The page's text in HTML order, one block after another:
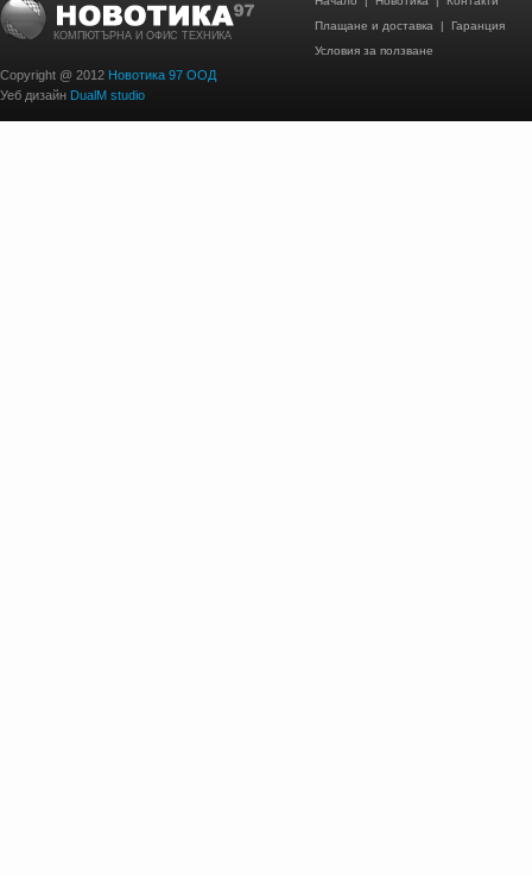
КОМПЮТЪРНА И ОФИС ТЕХНИКА
Copyright @ 2012 Новотика 97 ООД
Уеб дизайн DualM studio
Плащане и доставка | Гаранция
Условия за ползване